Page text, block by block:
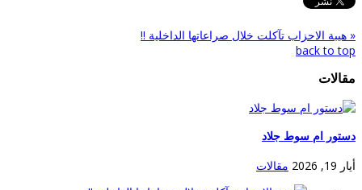
هيبة الاحزاب تآكلت خلال صراعاتها الداخلية !!
back to
ام سوط جلاد
19, 2026 مقالات